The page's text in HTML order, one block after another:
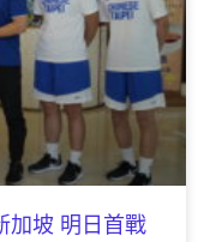
加坡 明日首戰